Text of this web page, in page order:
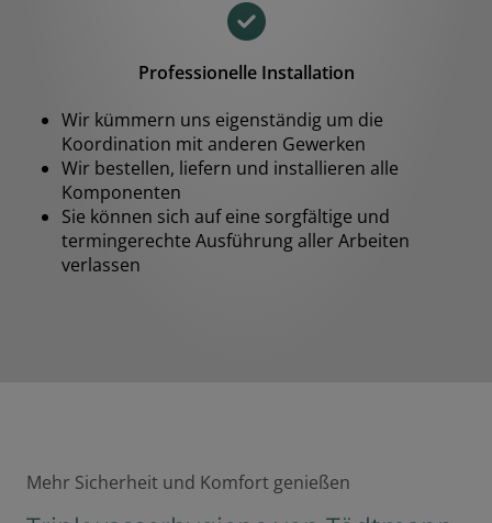
Professionelle Installation
Wir kümmern uns eigenständig um die
Koordination mit anderen Gewerken
Wir bestellen, liefern und installieren alle
Komponenten
Sie können sich auf eine sorgfältige und
termingerechte Ausführung aller Arbeiten
verlassen
Mehr Sicherheit und Komfort genießen